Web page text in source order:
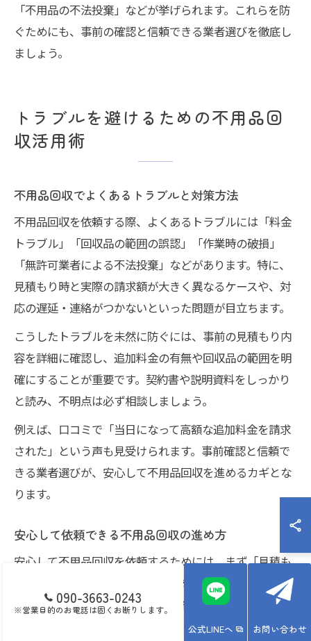
「不用品の不法投棄」などが挙げられます。これらを防
ぐためにも、事前の確認と信頼できる業者選びを徹底し
ましょう。
トラブルを避けるための不用品回
収活用術
不用品回収でよくあるトラブルと対策方法
不用品回収を依頼する際、よくあるトラブルには「料金
トラブル」「回収品の範囲の誤認」「作業時の破損」
「無許可業者による不法投棄」などがあります。特に、
見積もり時と実際の請求額が大きく異なるケースや、対
応の遅延・連絡がつかないといった問題が目立ちます。
こうしたトラブルを未然に防ぐには、事前の見積もり内
容を詳細に確認し、追加料金の有無や回収品の範囲を明
確にすることが重要です。契約書や説明資料をしっかり
と読み、不明点は必ず相談しましょう。
例えば、口コミで「当日になって高額な追加料金を請求
された」という声も見受けられます。事前確認と信頼で
きる業者選びが、安心して不用品回収を進めるカギとな
ります。
安心して依頼できる不用品回収の進め方
安心して不用品回収を依頼するためには、まず「見積も
りの明確さ」と「迅速な対応力」を重視しましょう。現
地見積もりや電話・メールでの詳細な説明がある業者は
090-3663-0243
※営業目的のお電話は固くお断りします。
公式LINEへ お問い合わせ